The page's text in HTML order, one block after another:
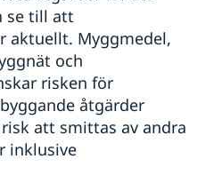
se till att
aktuellt. Myggmedel,
och
risken för
åtgärder
att smittas av andra
inklusive